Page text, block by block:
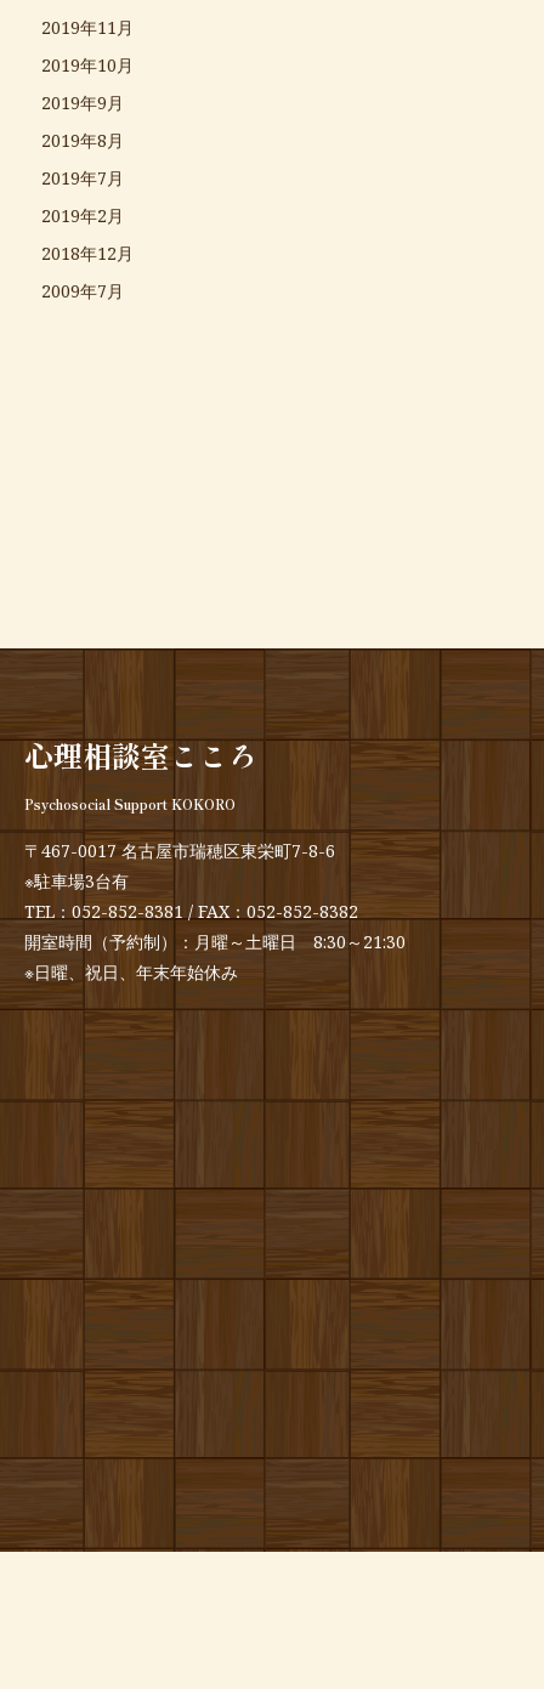
2019年11月
2019年10月
2019年9月
2019年8月
2019年7月
2019年2月
2018年12月
2009年7月
心理相談室こころ
Psychosocial Support KOKORO
〒467-0017 名古屋市瑞穂区東栄町7-8-6
※駐車場3台有
TEL： 052-852-8381 / FAX：052-852-8382
開室時間（予約制）：月曜～土曜日 8:30～21:30
※日曜、祝日、年末年始休み